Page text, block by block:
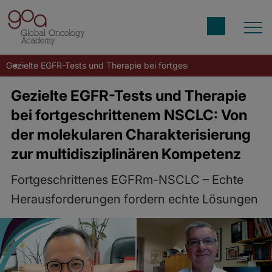
Gezielte EGFR-Tests und Therapie bei fortgeschrittenem
Gezielte EGFR-Tests und Therapie
bei fortgeschrittenem NSCLC: Von
der molekularen Charakterisierung
zur multidisziplinären Kompetenz
Fortgeschrittenes EGFRm-NSCLC – Echte
Herausforderungen fordern echte Lösungen